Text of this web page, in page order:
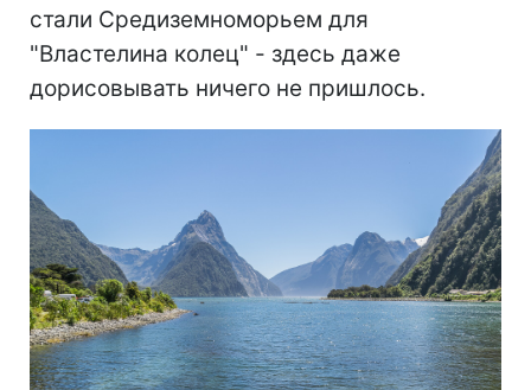
стали Средиземноморьем для
"Властелина колец" - здесь даже
дорисовывать ничего не пришлось.